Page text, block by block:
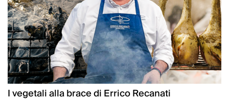
I vegetali alla brace di Errico Recanati